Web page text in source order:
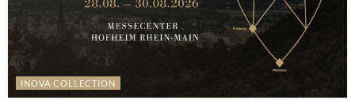
INOVA COLLECTION